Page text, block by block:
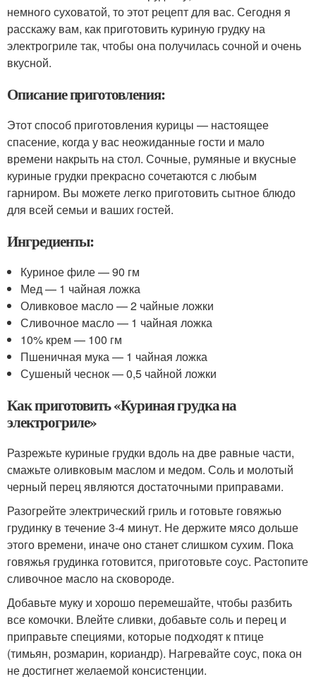
немного суховатой, то этот рецепт для вас. Сегодня я
расскажу вам, как приготовить куриную грудку на
электрогриле так, чтобы она получилась сочной и очень
вкусной.
Описание приготовления:
Этот способ приготовления курицы — настоящее
спасение, когда у вас неожиданные гости и мало
времени накрыть на стол. Сочные, румяные и вкусные
куриные грудки прекрасно сочетаются с любым
гарниром. Вы можете легко приготовить сытное блюдо
для всей семьи и ваших гостей.
Ингредиенты:
Куриное филе — 90 гм
Мед — 1 чайная ложка
Оливковое масло — 2 чайные ложки
Сливочное масло — 1 чайная ложка
10% крем — 100 гм
Пшеничная мука — 1 чайная ложка
Сушеный чеснок — 0,5 чайной ложки
Как приготовить «Куриная грудка на
электрогриле»
Разрежьте куриные грудки вдоль на две равные части,
смажьте оливковым маслом и медом. Соль и молотый
черный перец являются достаточными приправами.
Разогрейте электрический гриль и готовьте говяжью
грудинку в течение 3-4 минут. Не держите мясо дольше
этого времени, иначе оно станет слишком сухим. Пока
говяжья грудинка готовится, приготовьте соус. Растопите
сливочное масло на сковороде.
Добавьте муку и хорошо перемешайте, чтобы разбить
все комочки. Влейте сливки, добавьте соль и перец и
приправьте специями, которые подходят к птице
(тимьян, розмарин, кориандр). Нагревайте соус, пока он
не достигнет желаемой консистенции.